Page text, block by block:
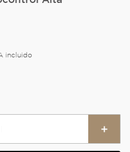
incluido
＋